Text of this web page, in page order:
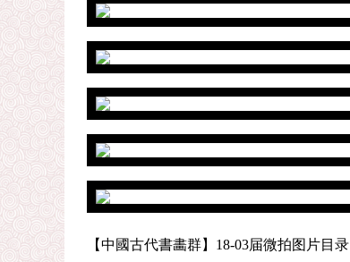
【中國古代書畵群】18-03届微拍图片目录